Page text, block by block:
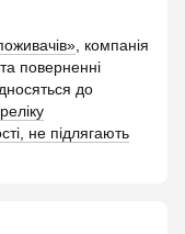
, компанія
поверненні
до
не підлягають